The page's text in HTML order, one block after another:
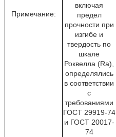
Примечание:
включая
предел
прочности при
изгибе и
твердость по
шкале
Роквелла (Ra),
определялись
в соответствии
с
требованиями
ГОСТ 29919-74
и ГОСТ 20017-
74